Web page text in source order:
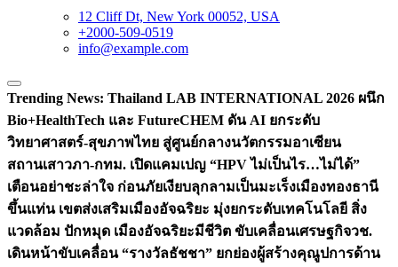
12 Cliff Dt, New York 00052, USA
+2000-509-0519
info@example.com
Trending News: Thailand LAB INTERNATIONAL 2026 ผนึก
Bio+HealthTech และ FutureCHEM ดัน AI ยกระดับ
วิทยาศาสตร์-สุขภาพไทย สู่ศูนย์กลางนวัตกรรมอาเซียน
สถานเสาวภา-กทม. เปิดแคมเปญ “HPV ไม่เป็นไร…ไม่ได้”
เตือนอย่าชะล่าใจ ก่อนภัยเงียบลุกลามเป็นมะเร็งเมืองทองธานี
ขึ้นแท่น เขตส่งเสริมเมืองอัจฉริยะ มุ่งยกระดับเทคโนโลยี สิ่ง
แวดล้อม ปักหมุด เมืองอัจฉริยะมีชีวิต ขับเคลื่อนเศรษฐกิจวช.
เดินหน้าขับเคลื่อน “รางวัลธัชชา” ยกย่องผู้สร้างคุณูปการด้าน